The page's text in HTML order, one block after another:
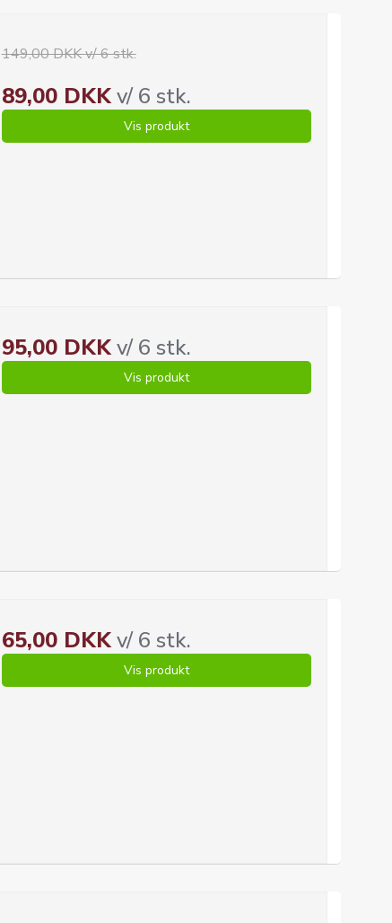
149,00 DKK v/ 6 stk.
89,00 DKKv/ 6 stk.
Vis produkt
95,00 DKKv/ 6 stk.
Vis produkt
65,00 DKKv/ 6 stk.
Vis produkt